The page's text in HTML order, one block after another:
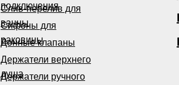
подключения
Слив-перелив для
ванны
Сифоны для
раковины
Донные клапаны
Держатели верхнего
душа
Держатели ручного